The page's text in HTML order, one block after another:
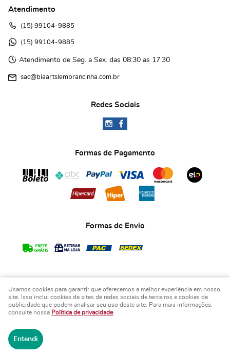
Atendimento
(15) 99104-9885
(15) 99104-9885
Atendimento de Seg. a Sex. das 08:30 as 17:30
sac@biaartslembrancinha.com.br
Redes Sociais
Formas de Pagamento
Formas de Envio
COPYRIGHT BIA ART'S LEMBRANCINHAS - 2026 - TODOS OS DIREITOS RESERVADOS.
LOJA VIRTUAL CRIADA POR
Usamos cookies para garantir que oferecemos a melhor experiência em nosso
site. Isso inclui cookies de sites de redes sociais de terceiros e cookies de
publicidade que podem analisar seu uso deste site. Para mais informações,
consulte nossa Política de privacidade.
Entendi